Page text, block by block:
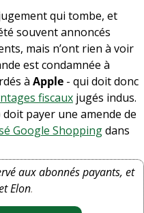
jugement qui tombe, et
souvent annoncés
mais n’ont rien à voir
est condamnée à
à Apple - qui doit donc
fiscaux jugés indus.
doit payer une amende de
Google Shopping dans
aux abonnés payants, et
Elon.